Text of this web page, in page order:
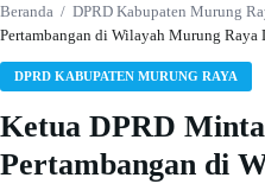
Beranda / DPRD Kabupaten Murung
Pertambangan di Wilayah Murung Raya
DPRD KABUPATEN MURUNG RAYA
Ketua DPRD
Pertambangan di